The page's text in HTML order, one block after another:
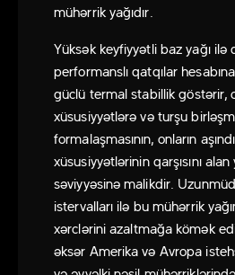
mühərrik yağıdır.
Yüksək keyfiyyətli baz yağı ilə
performanslı qatqılar
güclü termal stabillik göstərir,
xüsusiyyətlərə və turşu
formalaşmasının, onların
xüsusiyyətlərinin qarşısını
səviyyəsinə malikdir.
istervalları ilə bu mühərrik
xərclərini azaltmağa kömək
əksər Amerika və Avropa